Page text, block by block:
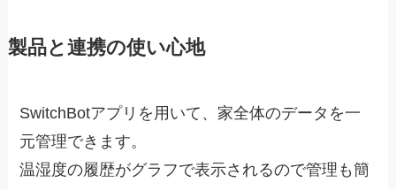
製品と連携の使い心地
SwitchBotアプリを用いて、家全体のデータを一
元管理できます。
温湿度の履歴がグラフで表示されるので管理も簡